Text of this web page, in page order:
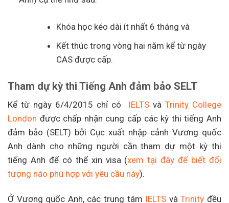
Khóa học kéo dài ít nhất 6 tháng và
Kết thúc trong vòng hai năm kể từ ngày
CAS được cấp.
Tham dự kỳ thi Tiếng Anh đảm bảo SELT
Kể từ ngày 6/4/2015 chỉ có IELTS và Trinity College
London được chấp nhận cung cấp các kỳ thi tiếng Anh
đảm bảo (SELT) bởi Cục xuất nhập cảnh Vương quốc
Anh dành cho những người cần tham dự một kỳ thi
tiếng Anh để có thể xin visa (xem tại đây để biết đối
tượng nào phù hợp với yêu cầu này).
Ở Vương quốc Anh, các trung tâm IELTS vàTrinity đều